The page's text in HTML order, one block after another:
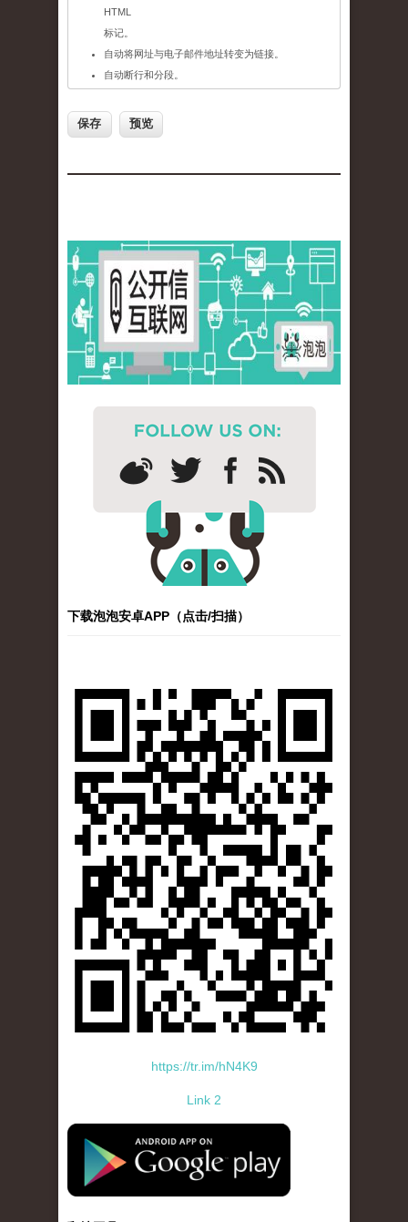
HTML
标记。
自动将网址与电子邮件地址转变为链接。
自动断行和分段。
下载泡泡安卓APP（点击/扫描）
https://tr.im/hN4K9
Link 2
standard-icon-googleplay-app-store.png